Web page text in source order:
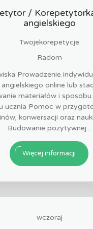
/
angielskiego
Twojekorepetycje
Radom
Prowadzenie
angielskiego online lub
materiałów i
ucznia Pomoc w
konwersacji oraz
Budowanie pozytywnej...
Więcej informacji
wczoraj